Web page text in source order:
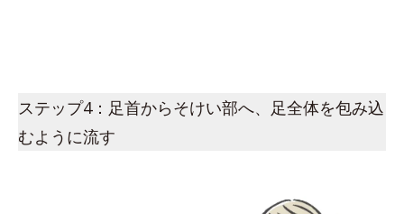
ステップ4：足首からそけい部へ、足全体を包み込
むように流す